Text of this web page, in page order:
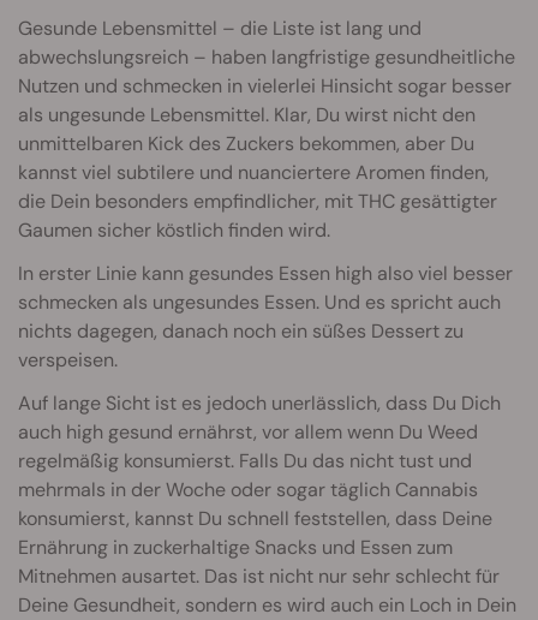
Gesunde Lebensmittel – die Liste ist lang und
abwechslungsreich – haben langfristige gesundheitliche
Nutzen und schmecken in vielerlei Hinsicht sogar besser
als ungesunde Lebensmittel. Klar, Du wirst nicht den
unmittelbaren Kick des Zuckers bekommen, aber Du
kannst viel subtilere und nuanciertere Aromen finden,
die Dein besonders empfindlicher, mit THC gesättigter
Gaumen sicher köstlich finden wird.
In erster Linie kann gesundes Essen high also viel besser
schmecken als ungesundes Essen. Und es spricht auch
nichts dagegen, danach noch ein süßes Dessert zu
verspeisen.
Auf lange Sicht ist es jedoch unerlässlich, dass Du Dich
auch high gesund ernährst, vor allem wenn Du Weed
regelmäßig konsumierst. Falls Du das nicht tust und
mehrmals in der Woche oder sogar täglich Cannabis
konsumierst, kannst Du schnell feststellen, dass Deine
Ernährung in zuckerhaltige Snacks und Essen zum
Mitnehmen ausartet. Das ist nicht nur sehr schlecht für
Deine Gesundheit, sondern es wird auch ein Loch in Dein